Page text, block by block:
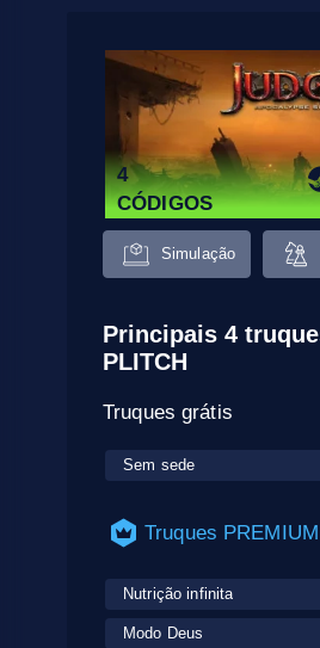
4
CÓDIGOS
Simulação
Principais 4
PLITCH
Truques grátis
Sem sede
Truques PREMIUM
Nutrição infinita
Modo Deus